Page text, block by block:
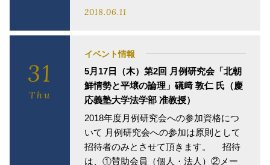
2018.06.11
31
Thu
イベント情報
5月17日（木）第2回 月例研究会「北朝
鮮情勢と平壌の論理」礒﨑 敦仁 氏（慶
応義塾大学法学部 准教授）
2018年度月例研究会への参加資格につ
いて 月例研究会への参加は原則として
招待者のみとさせて頂きます。 招待
は、①賛助会員（個人・法人）②メー